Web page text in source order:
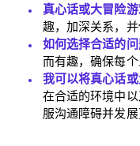
真心话或大冒险
趣，加深关系，并
如何选择合适的问
而有趣，确保每个
我可以将真心话
在合适的环境中
服沟通障碍并发展